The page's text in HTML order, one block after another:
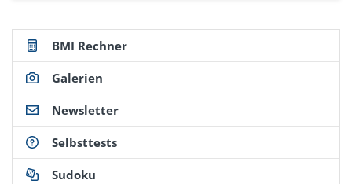
BMI Rechner
Galerien
Newsletter
Selbsttests
Sudoku